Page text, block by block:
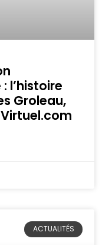
l’histoire
Groleau,
ACTUALITÉS